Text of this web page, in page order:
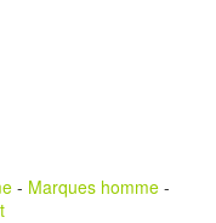
- Marques homme -